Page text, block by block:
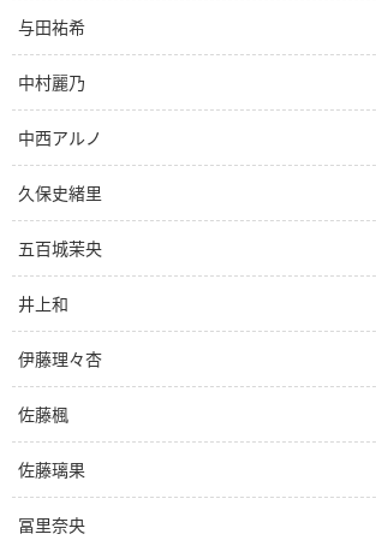
与田祐希
中村麗乃
中西アルノ
久保史緒里
五百城茉央
井上和
伊藤理々杏
佐藤楓
佐藤璃果
冨里奈央